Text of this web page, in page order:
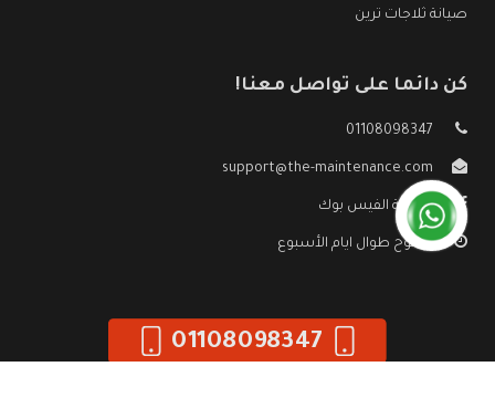
صيانة ثلاجات ترين
كن دائما على تواصل معنا!
01108098347
support@the-maintenance.com
صفحة الفيس بوك
مفتوح طوال ايام الأسبوع
01108098347